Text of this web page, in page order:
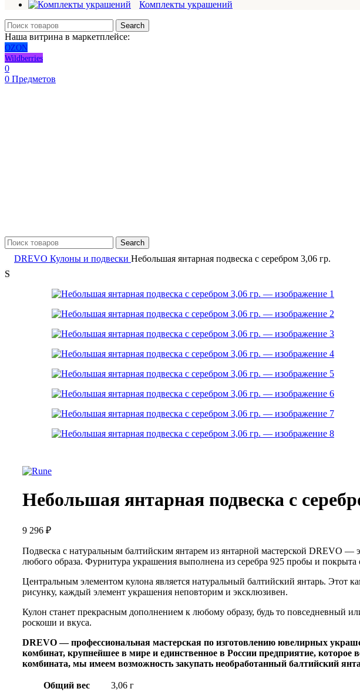
Комплекты украшений
Search
Наша витрина в маркетплейсе:
OZON
Wildberries
0
0 Предметов
Search
DREVO Кулоны и подвески Небольшая янтарная подвеска с серебром 3,06 гр.
S
Небольшая янтарная подвеска с
9 296 ₽
Подвеска с натуральным балтийским янтарем из янтарной мастерской DREVO —
любого образа. Фурнитура украшения выполнена из серебра 925 пробы и покрыта
Центральным элементом кулона является натуральный балтийский янтарь. Этот
рисунку, каждый элемент украшения неповторим и эксклюзивен.
Кулон станет прекрасным дополнением к любому образу, будь то повседневный
роскоши и вкуса.
DREVO — профессиональная мастерская по изготовлению ювелирных
комбинат, крупнейшее в мире и единственное в России предприятие,
комбината, мы имеем возможность закупать необработанный балтийский
Общий вес
3,06 г